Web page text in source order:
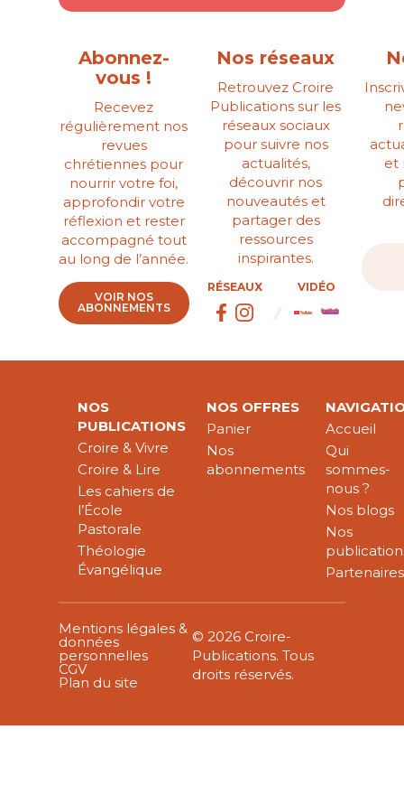
Abonnez-
vous !
Recevez
régulièrement nos
revues
chrétiennes pour
nourrir votre foi,
approfondir votre
réflexion et rester
accompagné tout
au long de l’année.
VOIR NOS
ABONNEMENTS
Nos réseaux
Retrouvez Croire
Publications sur les
réseaux sociaux
pour suivre nos
actualités,
découvrir nos
nouveautés et
partager des
ressources
inspirantes.
RÉSEAUX VIDÉO
et
NOS
PUBLICATIONS
Croire & Vivre
Croire & Lire
Les cahiers de
l’École
Pastorale
Théologie
Évangélique
NOS OFFRES
Panier
Nos
abonnements
Accueil
Qui
sommes-
nous ?
Nos blogs
Nos
Partenaires
Mentions légales &
données
personnelles
CGV
Plan du site
© 2026 Croire-
Publications. Tous
droits réservés.